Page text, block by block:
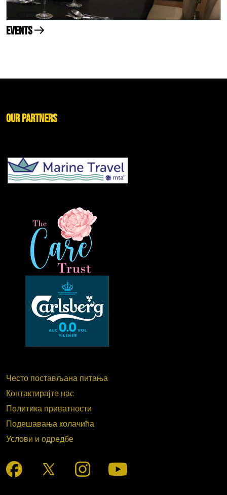
Events
Често постављана питања
Контактирајте нас
Политика приватности
Подешавања колачића
Услови и одредбе
Our Partners